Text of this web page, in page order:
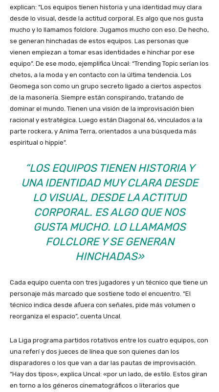
explican: “Los equipos tienen historia y una identidad muy clara
desde lo visual, desde la actitud corporal. Es algo que nos gusta
mucho y lo llamamos folclore. Jugamos mucho con eso. De hecho,
se generan hinchadas de estos equipos. Las personas que
vienen empiezan a tomar esas identidades e hinchar por ese
equipo”. De ese modo, ejemplifica Uncal: “Trending Topic serían los
chetos, a la moda y en contacto con la última tendencia. Los
Geomega son como un grupo secreto ligado a ciertos aspectos
de la masonería. Siempre están conspirando, tratando de
dominar el mundo. Tienen una visión de la improvisación bien
racional y estratégica. Luego están Diagonal 66, vinculados a la
parte rockera, y Anima Terra, orientados a una búsqueda más
espiritual o hippie”.
“LOS EQUIPOS TIENEN HISTORIA Y
UNA IDENTIDAD MUY CLARA DESDE
LO VISUAL, DESDE LA ACTITUD
CORPORAL. ES ALGO QUE NOS
GUSTA MUCHO. LO LLAMAMOS
FOLCLORE Y SE GENERAN
HINCHADAS»
Cada equipo cuenta con tres jugadores y un técnico que tiene un
personaje más marcado que sostiene todo el encuentro. “El
técnico indica desde afuera con señales, pide más volumen o
reorganiza el espacio”, cuenta Uncal.
La Liga programa partidos rotativos entre los cuatro equipos, con
una referí y dos jueces de línea que son quienes dan los
disparadores o los que van a dar las pautas de improvisación.
“Hay dos tipos», explica Uncal: «por un lado, de estilo. Estos giran
en torno a los géneros cinematográficos o literarios que